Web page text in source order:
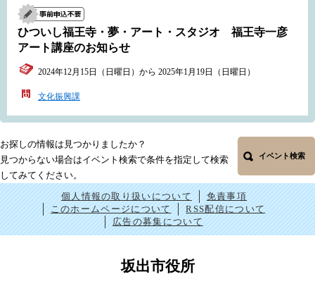
ひついし福王寺・夢・アート・スタジオ 福王寺一彦
アート講座のお知らせ
2024年12月15日（日曜日）から 2025年1月19日（日曜日）
文化振興課
お探しの情報は見つかりましたか？
見つからない場合はイベント検索で条件を指定して検索
してみてください。
イベント検索
個人情報の取り扱いについて
免責事項
このホームページについて
RSS配信について
広告の募集について
坂出市役所